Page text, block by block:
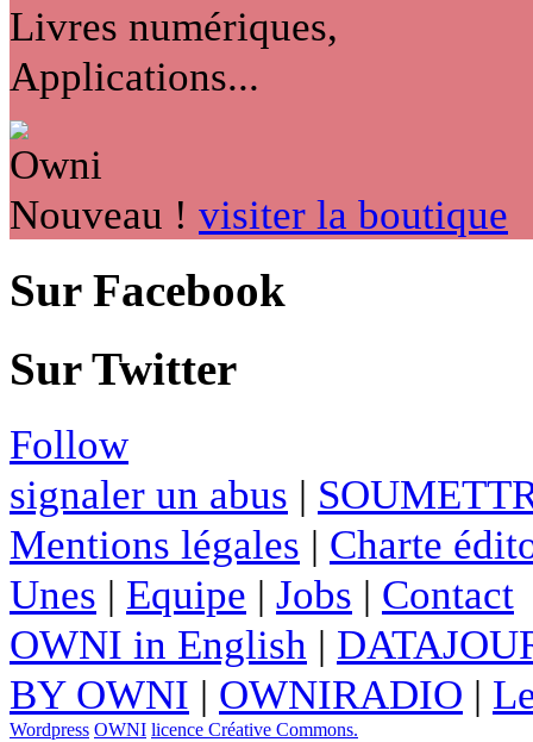
Livres numériques,
Applications...
Nouveau ! visiter la boutique
Sur Facebook
Sur Twitter
Follow
signaler un abus |
Mentions légales | Charte
Unes | Equipe | Jobs | Contact
OWNI in English |
BY OWNI | OWNIRADIO |
Wordpress OWNI licence Créative Commons.